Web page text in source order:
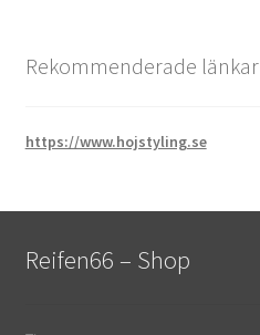
Rekommenderade länkar
https://www.hojstyling.se
Reifen66 – Shop